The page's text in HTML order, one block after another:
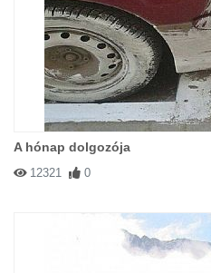
A hónap dolgozója
12321 0